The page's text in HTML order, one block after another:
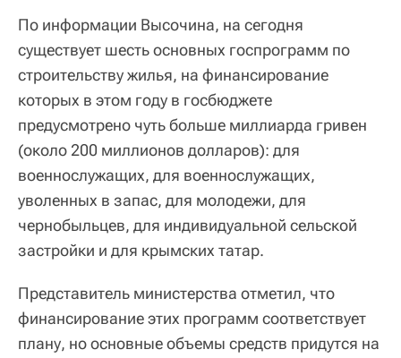
По информации Высочина, на сегодня
существует шесть основных госпрограмм по
строительству жилья, на финансирование
которых в этом году в госбюджете
предусмотрено чуть больше миллиарда гривен
(около 200 миллионов долларов): для
военнослужащих, для военнослужащих,
уволенных в запас, для молодежи, для
чернобыльцев, для индивидуальной сельской
застройки и для крымских татар.
Представитель министерства отметил, что
финансирование этих программ соответствует
плану, но основные объемы средств придутся на